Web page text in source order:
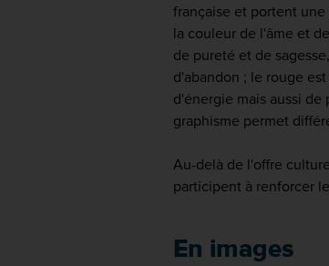
française et portent
la couleur de l'âme et
de pureté et de
d'abandon ; le rouge
d'énergie mais aussi de
graphisme permet
Au-delà de l'offre
participent à renforcer
En images